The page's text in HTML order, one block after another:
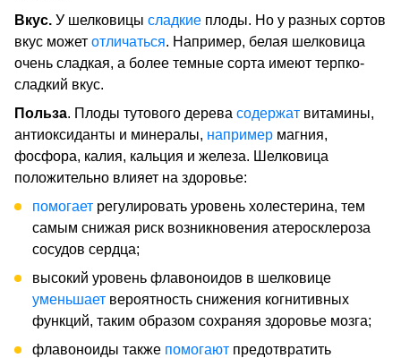
Вкус. У шелковицы сладкие плоды. Но у разных сортов
вкус может отличаться. Например, белая шелковица
очень сладкая, а более темные сорта имеют терпко-
сладкий вкус.
Польза. Плоды тутового дерева содержат витамины,
антиоксиданты и минералы, например магния,
фосфора, калия, кальция и железа. Шелковица
положительно влияет на здоровье:
помогает регулировать уровень холестерина, тем
самым снижая риск возникновения атеросклероза
сосудов сердца;
высокий уровень флавоноидов в шелковице
уменьшает вероятность снижения когнитивных
функций, таким образом сохраняя здоровье мозга;
флавоноиды также помогают предотвратить